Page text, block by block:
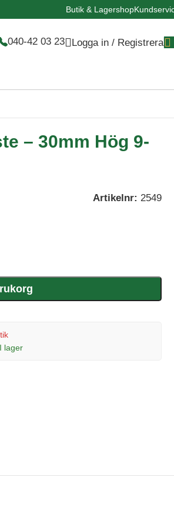
Butik & Lagershop
040-42 03 23 Logga in / Registrera
– 30mm Hög 9-
Artikelnr: 2549
I lager